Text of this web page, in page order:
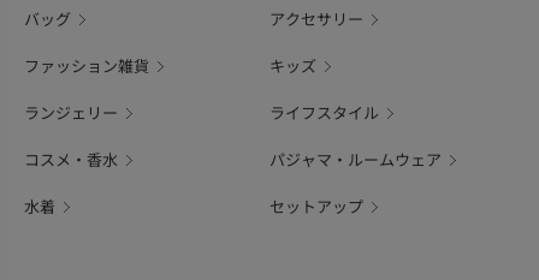
バッグ アクセサリー
ファッション雑貨 キッズ
ランジェリー ライフスタイル
コスメ・香水 パジャマ・ルームウェア
水着 セットアップ